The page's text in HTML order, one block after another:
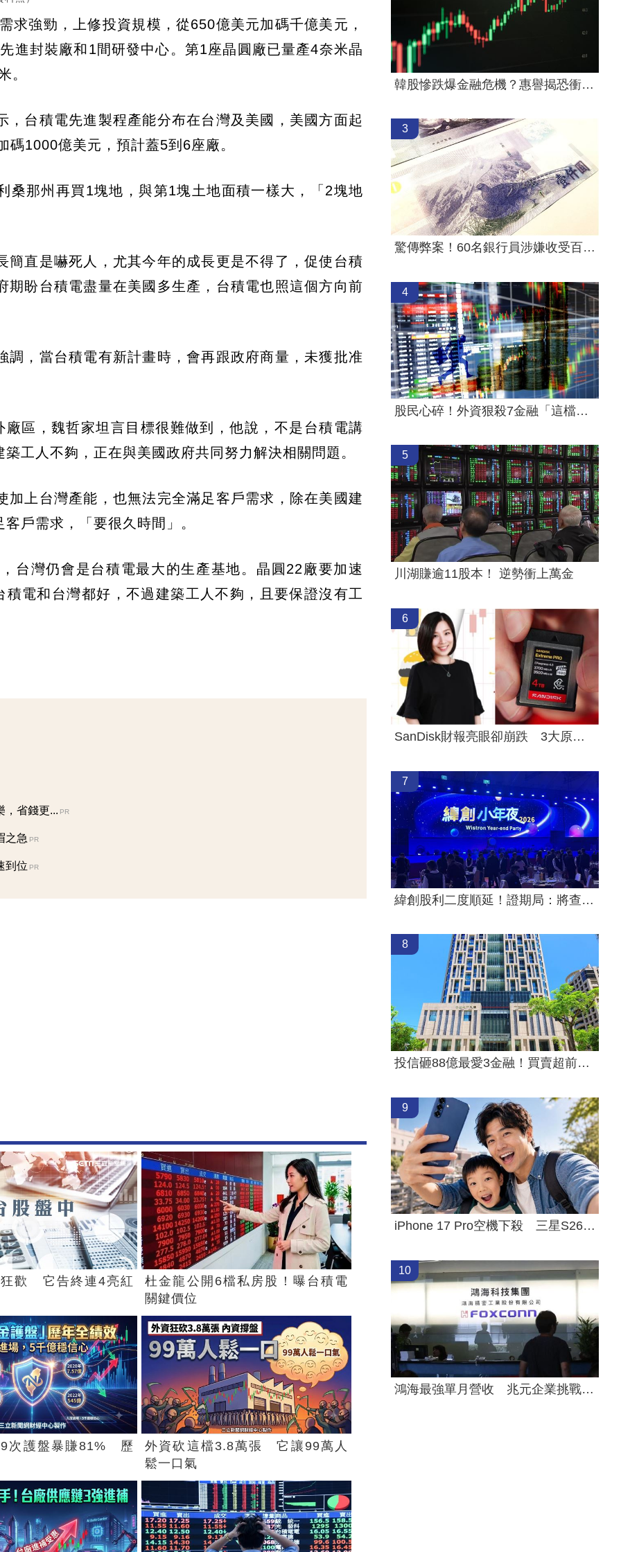
求強勁，上修投資規模，從650億美元加碼千億美元，
進封裝廠和1間研發中心。第1座晶圓廠已量產4奈米晶
。
台積電先進製程產能分布在台灣及美國，美國方面起
1000億美元，預計蓋5到6座廠。
桑那州再買1塊地，與第1塊土地面積一樣大，「2塊地
直是嚇死人，尤其今年的成長更是不得了，促使台積
盼台積電盡量在美國多生產，台積電也照這個方向前
，當台積電有新計畫時，會再跟政府商量，未獲批准
區，魏哲家坦言目標很難做到，他說，不是台積電講
工人不夠，正在與美國政府共同努力解決相關問題。
上台灣產能，也無法完全滿足客戶需求，除在美國建
戶需求，「要很久時間」。
台灣仍會是台積電最大的生產基地。晶圓22廠要加速
電和台灣都好，不過建築工人不夠，且要保證沒有工
，省錢更... PR
之急 PR
到位 PR
歡 它告終連4亮紅
杜金龍公開6檔私房股！曝台積電
關鍵價位
次護盤暴賺81% 歷
外資砍這檔3.8萬張 它讓99萬人
鬆一口氣
韓股慘跌爆金融危機？惠譽揭恐衝擊2產業
3
驚傳弊案！60名銀行員涉嫌收受百萬回扣
4
股民心碎！外資狠殺7金融「這檔最慘」
5
川湖賺逾11股本！ 逆勢衝上萬金
6
SanDisk財報亮眼卻崩跌 3大原因一次看懂
7
緯創股利二度順延！證期局：將查疏失
8
投信砸88億最愛3金融！買賣超前十一次看
9
iPhone 17 Pro空機下殺 三星S26+降近8千
10
鴻海最強單月營收 兆元企業挑戰月營收兆